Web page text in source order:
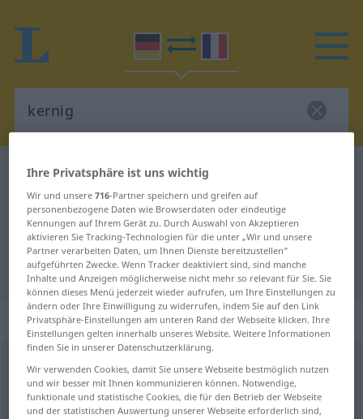
Deutsch-Französisch Wörterbuch
Deutsch-Französisch Übersetzung
für "kernig"
"kernig" Französisch Übersetzung
„kernig“: Adjektiv
kernig
Übersicht aller Übersetzungen
(Für mehr Details die Übersetzung anklicken/antippen)
Ihre Privatsphäre ist uns wichtig
Wir und unsere716-Partner speichern und greifen auf
personenbezogene Daten wie Browserdaten oder eindeutige
Kennungen auf Ihrem Gerät zu. Durch Auswahl von Akzeptieren
aktivieren Sie Tracking-Technologien für die unter „Wir und unsere
Partner verarbeiten Daten, um Ihnen Dienste bereitzustellen“
aufgeführten Zwecke. Wenn Tracker deaktiviert sind, sind manche
Inhalte und Anzeigen möglicherweise nicht mehr so relevant für Sie. Sie
können dieses Menü jederzeit wieder aufrufen, um Ihre Einstellungen zu
ändern oder Ihre Einwilligung zu widerrufen, indem Sie auf den Link
Privatsphäre-Einstellungen am unteren Rand der Webseite klicken. Ihre
Einstellungen gelten innerhalb unseres Website. Weitere Informationen
finden Sie in unserer Datenschutzerklärung.
Wir verwenden Cookies, damit Sie unsere Webseite bestmöglich nutzen
und wir besser mit Ihnen kommunizieren können. Notwendige,
funktionale und statistische Cookies, die für den Betrieb der Webseite
und der statistischen Auswertung unserer Webseite erforderlich sind,